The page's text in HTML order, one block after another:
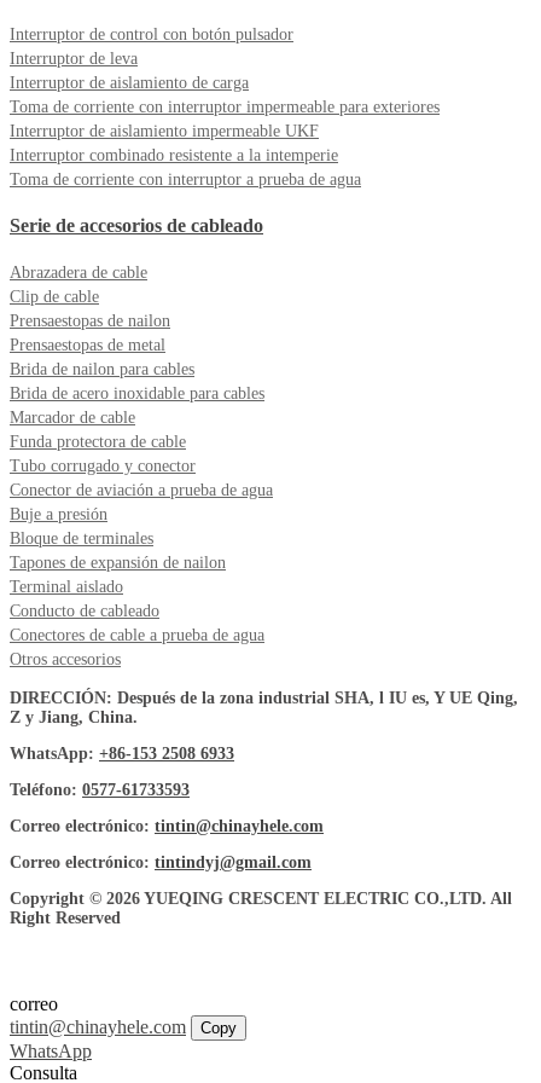
Interruptor de control con botón pulsador
Interruptor de leva
Interruptor de aislamiento de carga
Toma de corriente con interruptor impermeable para exteriores
Interruptor de aislamiento impermeable UKF
Interruptor combinado resistente a la intemperie
Toma de corriente con interruptor a prueba de agua
Serie de accesorios de cableado
Abrazadera de cable
Clip de cable
Prensaestopas de nailon
Prensaestopas de metal
Brida de nailon para cables
Brida de acero inoxidable para cables
Marcador de cable
Funda protectora de cable
Tubo corrugado y conector
Conector de aviación a prueba de agua
Buje a presión
Bloque de terminales
Tapones de expansión de nailon
Terminal aislado
Conducto de cableado
Conectores de cable a prueba de agua
Otros accesorios
DIRECCIÓN: Después de la zona industrial SHA, l IU es, Y UE Qing,
Z y Jiang, China.
WhatsApp: +86-153 2508 6933
Teléfono: 0577-61733593
Correo electrónico: tintin@chinayhele.com
Correo electrónico: tintindyj@gmail.com
Copyright © 2026 YUEQING CRESCENT ELECTRIC CO.,LTD. All
Right Reserved
correo
tintin@chinayhele.com
Copy
WhatsApp
Consulta